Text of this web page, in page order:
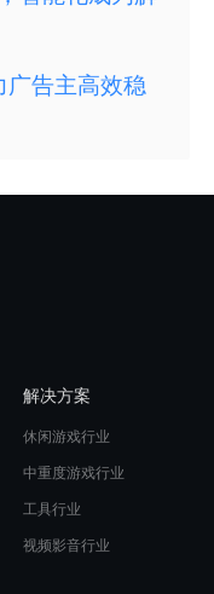
广告主高效稳
解决方案
休闲游戏行业
中重度游戏行业
工具行业
视频影音行业